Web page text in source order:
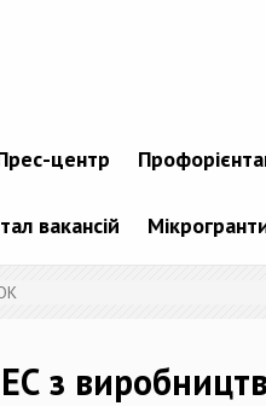
центр
вакансій
з